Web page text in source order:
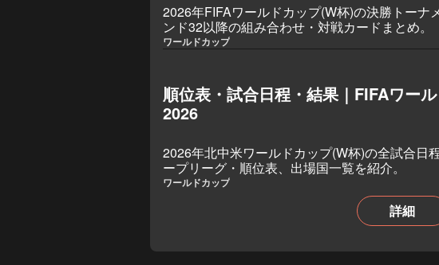
2026年FIFAワールドカップ(W杯)の決勝トーナ
ンド32以降の組み合わせ・対戦カードまとめ。
ワールドカップ
順位表・試合日程・結果｜FIFAワー
2026
2026年北中米ワールドカップ(W杯)の全試合日
ープリーグ・順位表、出場国一覧を紹介。
ワールドカップ
詳細